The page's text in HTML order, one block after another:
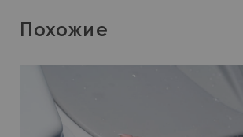
Похожие